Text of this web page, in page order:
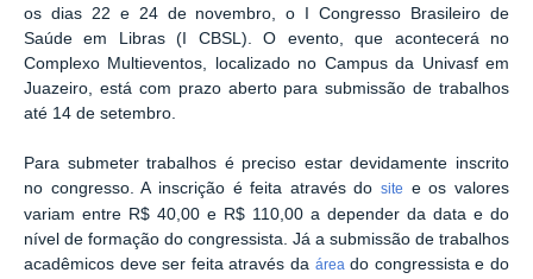
os dias 22 e 24 de novembro, o I Congresso Brasileiro de
Saúde em Libras (I CBSL). O evento, que acontecerá no
Complexo Multieventos, localizado no Campus da Univasf em
Juazeiro, está com prazo aberto para submissão de trabalhos
até 14 de setembro.
Para submeter trabalhos é preciso estar devidamente inscrito
no congresso. A inscrição é feita através dosite e os valores
variam entre R$ 40,00 e R$ 110,00 a depender da data e do
nível de formação do congressista. Já a submissão de trabalhos
acadêmicos deve ser feita através da área do congressista e do